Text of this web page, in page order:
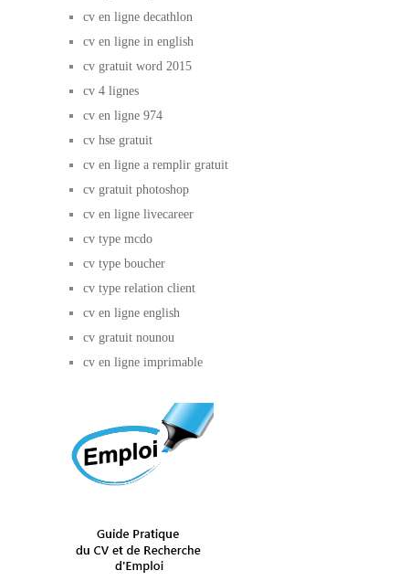
cv en ligne decathlon
cv en ligne in english
cv gratuit word 2015
cv 4 lignes
cv en ligne 974
cv hse gratuit
cv en ligne a remplir gratuit
cv gratuit photoshop
cv en ligne livecareer
cv type mcdo
cv type boucher
cv type relation client
cv en ligne english
cv gratuit nounou
cv en ligne imprimable